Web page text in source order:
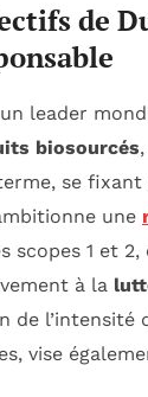
de
leader
biosourcés
se fixant
une
scopes 1 et
à la
l’intensité
vise